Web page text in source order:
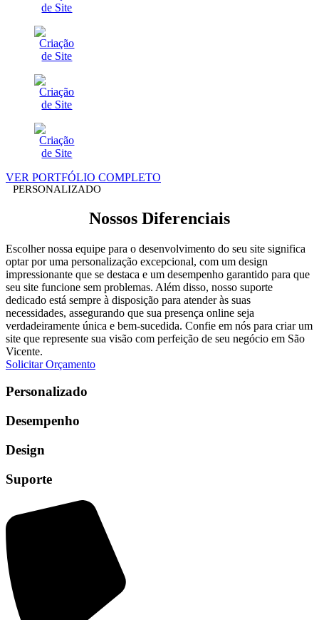
VER PORTFÓLIO COMPLETO
PERSONALIZADO
Nossos Diferenciais
Escolher nossa equipe para o desenvolvimento do seu site significa
optar por uma personalização excepcional, com um design
impressionante que se destaca e um desempenho garantido para que
seu site funcione sem problemas. Além disso, nosso suporte
dedicado está sempre à disposição para atender às suas
necessidades, assegurando que sua presença online seja
verdadeiramente única e bem-sucedida. Confie em nós para criar um
site que represente sua visão com perfeição de seu negócio em São
Vicente.
Solicitar Orçamento
Personalizado
Desempenho
Design
Suporte